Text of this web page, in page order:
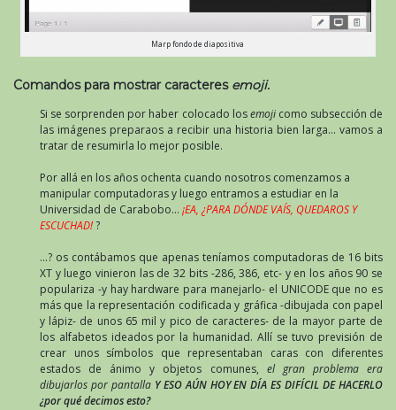
Marp fondo de diapositiva
Comandos para mostrar caracteres emoji.
Si se sorprenden por haber colocado losemojicomo subsección de
las imágenes preparaos a recibir una historia bien larga… vamos a
tratar de resumirla lo mejor posible.
Por allá en los años ochenta cuando nosotros comenzamos a
manipular computadoras y luego entramos a estudiar en la
Universidad de Carabobo… ¡EA, ¿PARA DÓNDE VAÍS, QUEDAROS Y
ESCUCHAD!?
…? os contábamos que apenas teníamos computadoras de 16 bits
XT y luego vinieron las de 32 bits -286, 386, etc- y en los años 90 se
populariza -y hay hardware para manejarlo- el UNICODE que no es
más que la representación codificada y gráfica -dibujada con papel
y lápiz- de unos 65 mil y pico de caracteres- de la mayor parte de
los alfabetos ideados por la humanidad. Allí se tuvo previsión de
crear unos símbolos que representaban caras con diferentes
estados de ánimo y objetos comunes, el gran problema era
dibujarlos por pantalla Y ESO AÚN HOY EN DÍA ES DIFÍCIL DE HACERLO
¿por qué decimos esto?